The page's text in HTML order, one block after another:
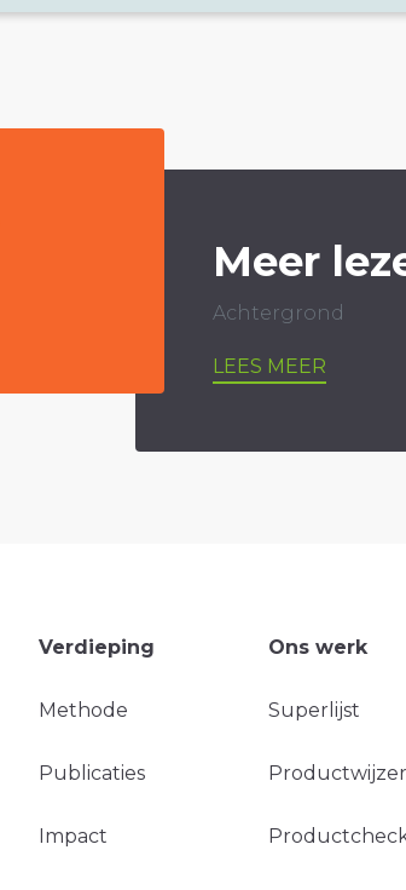
Meer
Achtergrond
LEES MEER
Verdieping
Methode
Publicaties
Impact
Ons werk
Superlijst